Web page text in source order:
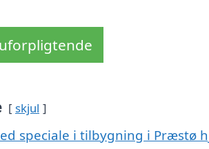
skjul
speciale i tilbygning i Præstø